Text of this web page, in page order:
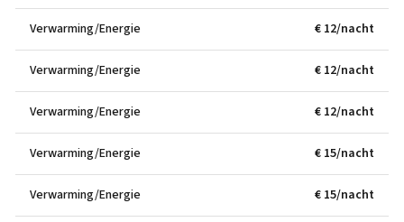
Verwarming/Energie € 12/nacht
Verwarming/Energie € 12/nacht
Verwarming/Energie € 12/nacht
Verwarming/Energie € 15/nacht
Verwarming/Energie € 15/nacht